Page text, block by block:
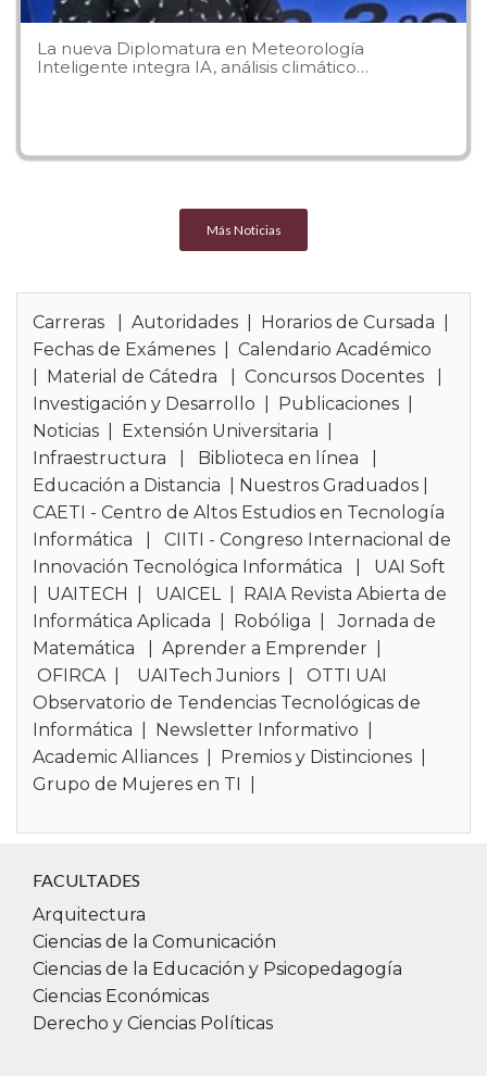
Autoridades
Decano: Dr. Marcelo De Vincenzi
medevincenzi@UAI.edu.ar
Vicedecano y Coordinador de carreras de
Carlos.Neil@uai.edu.ar
Secretario Académico de Facultad:
Secretaria Técnica de Facultad:
Susana.Darin@uai.edu.ar
Secretaría Técnica de Facultad Sede
Constanza.Margarit@UAI.edu.ar
La nueva Diplomatura en Meteorología
Inteligente integra IA, análisis climático…
Más Noticias
Carreras |Autoridades Horarios de Cursada
Fechas de Exámenes |Calendario Académico
Material de Cátedra |Concursos Docentes
Investigación y Desarrollo
Publicaciones
Noticias
Extensión Universitaria
Infraestructura
Biblioteca en línea
Educación a Distancia
Nuestros Graduados
CAETI - Centro de Altos Estudios en Tecnología
Informática |CIITI - Congreso Internacional de
Innovación Tecnológica Informática
UAI Soft
UAITECH UAICEL| RAIA Revista Abierta de
Informática Aplicada
Robóliga |Jornada de
Matemática |Aprender a Emprender
OFIRCA| UAITech Juniors |OTTI UAI
Observatorio de Tendencias Tecnológicas de
Informática
Newsletter Informativo
Academic Alliances
Premios y Distinciones
Grupo de Mujeres en TI
FACULTADES
Arquitectura
Ciencias de la Comunicación
Ciencias de la Educación y Psicopedagogía
Ciencias Económicas
Derecho y Ciencias Políticas